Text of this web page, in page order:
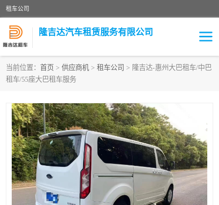
租车公司
隆吉达汽车租赁服务有限公司
当前位置： 首页 > 供应商机 > 租车公司 > 隆吉达-惠州大巴租车/中巴
租车/55座大巴租车服务
租车公司
大巴车